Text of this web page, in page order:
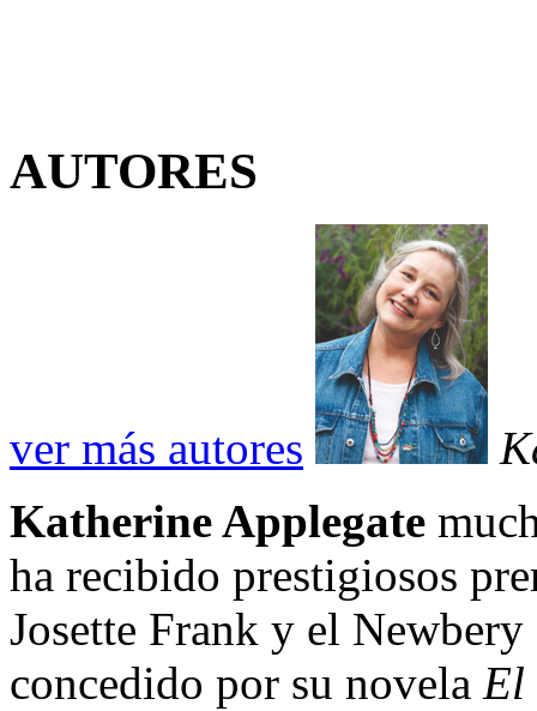
AUTORES
ver más autores
Katherine Applegate
ha recibido prestigiosos
Josette Frank y el
concedido por su novela El